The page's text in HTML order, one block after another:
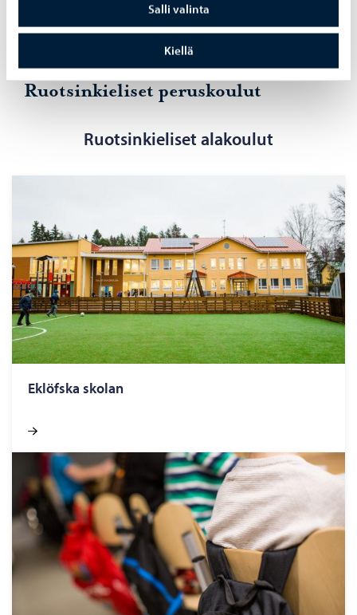
Salli valinta
Kiellä
Yksityinen Fredrika-koulu
Ruotsinkieliset peruskoulut
Ruotsinkieliset alakoulut
Eklöfs­ka sko­lan